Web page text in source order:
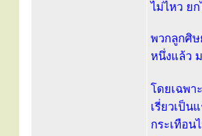
ไม่ไหว ย
พวกลูกศิ
หนึ่งแล้ว
โดยเฉพา
เรี่ยวเป็น
กระเทือน